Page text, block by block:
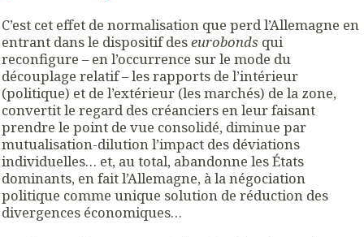
C’est cet effet de normalisation que perd l’Allemagne en
entrant dans le dispositif deseurobonds qui
reconfigure – en l’occurrence sur le mode du
découplage relatif – les rapports de l’intérieur
(politique) et de l’extérieur (les marchés) de la zone,
convertit le regard des créanciers en leur faisant
prendre le point de vue consolidé, diminue par
mutualisation-dilution l’impact des déviations
individuelles… et, au total, abandonne les États
dominants, en fait l’Allemagne, à la négociation
politique comme unique solution de réduction des
divergences économiques…